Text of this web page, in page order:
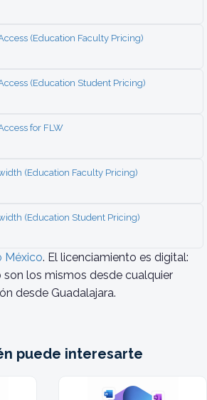
(Education Faculty Pricing)
(Education Student Pricing)
for FLW
(Education Faculty Pricing)
(Education Student Pricing)
México. El licenciamiento es digital:
los mismos desde cualquier
desde Guadalajara.
puede interesarte